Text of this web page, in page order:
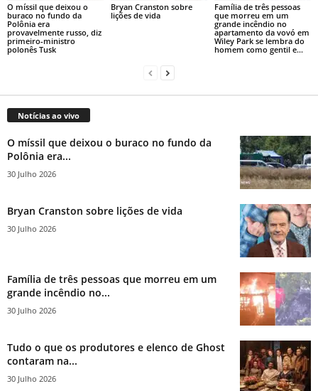
O míssil que deixou o
buraco no fundo da
Polônia era
provavelmente russo, diz
primeiro-ministro
polonês Tusk
Bryan Cranston sobre
lições de vida
Família de três pessoas
que morreu em um
grande incêndio no
apartamento da vovó em
Wiley Park se lembra do
homem como gentil e...
Notícias ao vivo
O míssil que deixou o buraco no fundo da
Polônia era...
30 Julho 2026
Bryan Cranston sobre lições de vida
30 Julho 2026
Família de três pessoas que morreu em um
grande incêndio no...
30 Julho 2026
Tudo o que os produtores e elenco de Ghost
contaram na...
30 Julho 2026